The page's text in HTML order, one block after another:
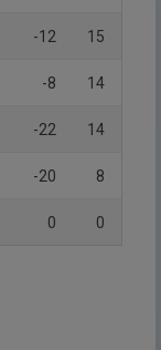
-12 15
-8 14
-22 14
-20 8
0 0